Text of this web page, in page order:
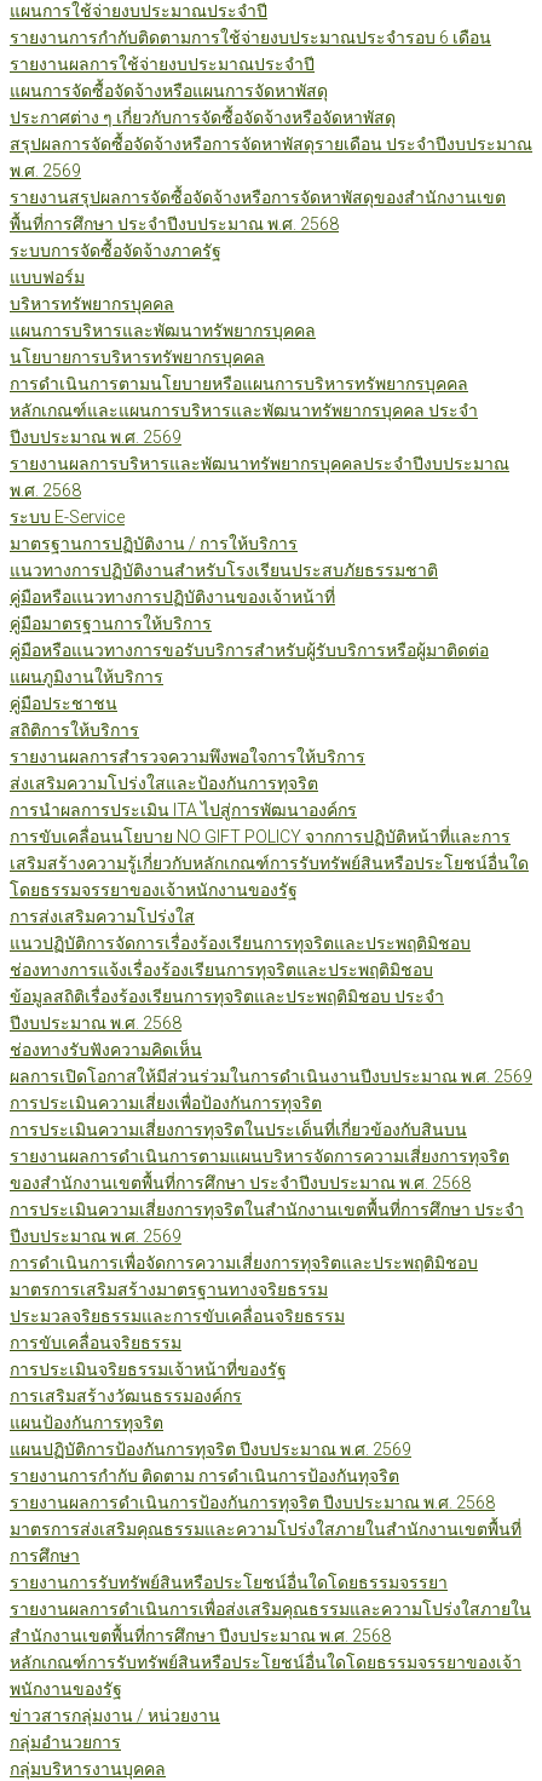
แผนการใช้จ่ายงบประมาณประจำปี
รายงานการกำกับติดตามการใช้จ่ายงบประมาณประจำรอบ 6 เดือน
รายงานผลการใช้จ่ายงบประมาณประจำปี
แผนการจัดซื้อจัดจ้างหรือแผนการจัดหาพัสดุ
ประกาศต่าง ๆ เกี่ยวกับการจัดซื้อจัดจ้างหรือจัดหาพัสดุ
สรุปผลการจัดซื้อจัดจ้างหรือการจัดหาพัสดุรายเดือน ประจำปีงบประมาณ
พ.ศ. 2569
รายงานสรุปผลการจัดซื้อจัดจ้างหรือการจัดหาพัสดุของสำนักงานเขต
พื้นที่การศึกษา ประจำปีงบประมาณ พ.ศ. 2568
ระบบการจัดซื้อจัดจ้างภาครัฐ
แบบฟอร์ม
บริหารทรัพยากรบุคคล
แผนการบริหารและพัฒนาทรัพยากรบุคคล
นโยบายการบริหารทรัพยากรบุคคล
การดำเนินการตามนโยบายหรือแผนการบริหารทรัพยากรบุคคล
หลักเกณฑ์และแผนการบริหารและพัฒนาทรัพยากรบุคคล ประจำ
ปีงบประมาณ พ.ศ. 2569
รายงานผลการบริหารและพัฒนาทรัพยากรบุคคลประจำปีงบประมาณ
พ.ศ. 2568
ระบบ E-Service
มาตรฐานการปฏิบัติงาน / การให้บริการ
แนวทางการปฏิบัติงานสำหรับโรงเรียนประสบภัยธรรมชาติ
คู่มือหรือแนวทางการปฏิบัติงานของเจ้าหน้าที่
คู่มือมาตรฐานการให้บริการ
คู่มือหรือแนวทางการขอรับบริการสำหรับผู้รับบริการหรือผู้มาติดต่อ
แผนภูมิงานให้บริการ
คู่มือประชาชน
สถิติการให้บริการ
รายงานผลการสำรวจความพึงพอใจการให้บริการ
ส่งเสริมความโปร่งใสและป้องกันการทุจริต
การนำผลการประเมิน ITA ไปสู่การพัฒนาองค์กร
การขับเคลื่อนนโยบาย NO GIFT POLICY จากการปฏิบัติหน้าที่และการ
เสริมสร้างความรู้เกี่ยวกับหลักเกณฑ์การรับทรัพย์สินหรือประโยชน์อื่นใด
โดยธรรมจรรยาของเจ้าหนักงานของรัฐ
การส่งเสริมความโปร่งใส
แนวปฏิบัติการจัดการเรื่องร้องเรียนการทุจริตและประพฤติมิชอบ
ช่องทางการแจ้งเรื่องร้องเรียนการทุจริตและประพฤติมิชอบ
ข้อมูลสถิติเรื่องร้องเรียนการทุจริตและประพฤติมิชอบ ประจำ
ปีงบประมาณ พ.ศ. 2568
ช่องทางรับฟังความคิดเห็น
ผลการเปิดโอกาสให้มีส่วนร่วมในการดำเนินงานปีงบประมาณ พ.ศ. 2569
การประเมินความเสี่ยงเพื่อป้องกันการทุจริต
การประเมินความเสี่ยงการทุจริตในประเด็นที่เกี่ยวข้องกับสินบน
รายงานผลการดำเนินการตามแผนบริหารจัดการความเสี่ยงการทุจริต
ของสำนักงานเขตพื้นที่การศึกษา ประจำปีงบประมาณ พ.ศ. 2568
การประเมินความเสี่ยงการทุจริตในสำนักงานเขตพื้นที่การศึกษา ประจำ
ปีงบประมาณ พ.ศ. 2569
การดำเนินการเพื่อจัดการความเสี่ยงการทุจริตและประพฤติมิชอบ
มาตรการเสริมสร้างมาตรฐานทางจริยธรรม
ประมวลจริยธรรมและการขับเคลื่อนจริยธรรม
การขับเคลื่อนจริยธรรม
การประเมินจริยธรรมเจ้าหน้าที่ของรัฐ
การเสริมสร้างวัฒนธรรมองค์กร
แผนป้องกันการทุจริต
แผนปฏิบัติการป้องกันการทุจริต ปีงบประมาณ พ.ศ. 2569
รายงานการกำกับ ติดตาม การดำเนินการป้องกันทุจริต
รายงานผลการดำเนินการป้องกันการทุจริต ปีงบประมาณ พ.ศ. 2568
มาตรการส่งเสริมคุณธรรมและความโปร่งใสภายในสำนักงานเขตพื้นที่
การศึกษา
รายงานการรับทรัพย์สินหรือประโยชน์อื่นใดโดยธรรมจรรยา
รายงานผลการดำเนินการเพื่อส่งเสริมคุณธรรมและความโปร่งใสภายใน
สำนักงานเขตพื้นที่การศึกษา ปีงบประมาณ พ.ศ. 2568
หลักเกณฑ์การรับทรัพย์สินหรือประโยชน์อื่นใดโดยธรรมจรรยาของเจ้า
พนักงานของรัฐ
ข่าวสารกลุ่มงาน / หน่วยงาน
กลุ่มอำนวยการ
กลุ่มบริหารงานบุคคล